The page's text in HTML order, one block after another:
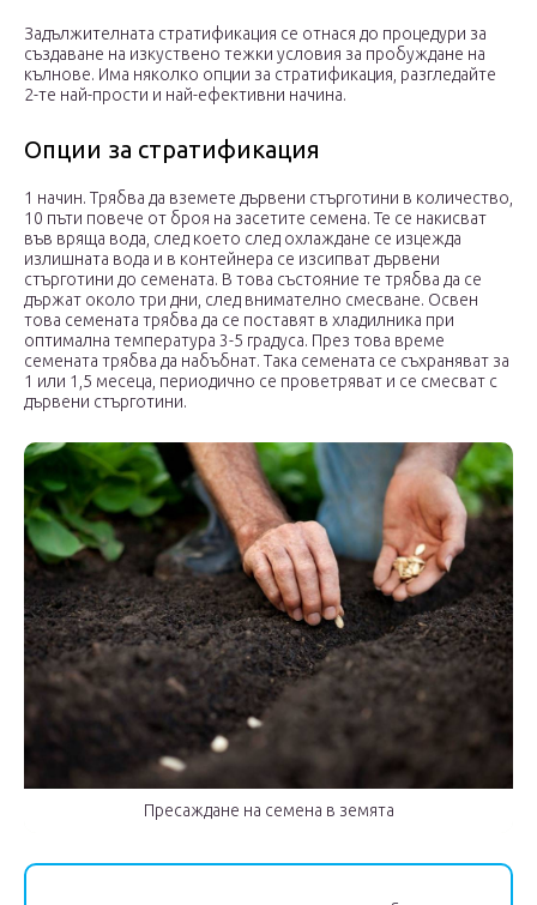
Задължителната стратификация се отнася до процедури за
създаване на изкуствено тежки условия за пробуждане на
кълнове. Има няколко опции за стратификация, разгледайте
2-те най-прости и най-ефективни начина.
Опции за стратификация
1 начин. Трябва да вземете дървени стърготини в количество,
10 пъти повече от броя на засетите семена. Те се накисват
във вряща вода, след което след охлаждане се изцежда
излишната вода и в контейнера се изсипват дървени
стърготини до семената. В това състояние те трябва да се
държат около три дни, след внимателно смесване. Освен
това семената трябва да се поставят в хладилника при
оптимална температура 3-5 градуса. През това време
семената трябва да набъбнат. Така семената се съхраняват за
1 или 1,5 месеца, периодично се проветряват и се смесват с
дървени стърготини.
Пресаждане на семена в земята